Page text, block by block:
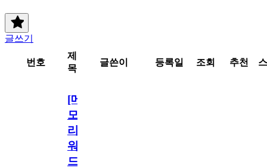
글쓰기
번호
제
목
글쓴이 등록일 조회 추천
[메
모
리
워
드